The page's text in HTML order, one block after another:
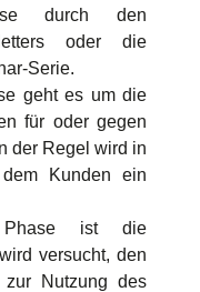
durch den
oder die
Serie.
geht es um die
für oder gegen
der Regel wird in
Kunden ein
ist die
versucht, den
Nutzung des